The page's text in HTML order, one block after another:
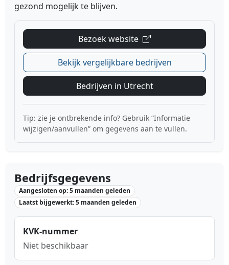
gezond mogelijk te blijven.
Bezoek website
Bekijk vergelijkbare bedrijven
Bedrijven in Utrecht
Tip: zie je ontbrekende info? Gebruik “Informatie
wijzigen/aanvullen” om gegevens aan te vullen.
Bedrijfsgegevens
Aangesloten op: 5 maanden geleden
Laatst bijgewerkt: 5 maanden geleden
KVK-nummer
Niet beschikbaar